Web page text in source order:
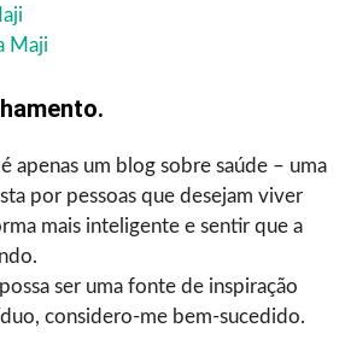
Maji
apenas um blog sobre saúde – uma
por pessoas que desejam viver
mais inteligente e sentir que a
ser uma fonte de inspiração
considero-me bem-sucedido.